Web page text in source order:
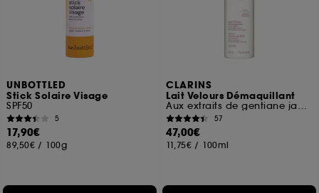
UNBOTTLED
Stick Solaire Visage
SPF50
5
17,90€
89,50€ / 100g
CLARINS
Lait Velours Démaquillant
Aux extraits de gentiane jaune & mélisse des Alpes
57
47,00€
11,75€ / 100ml